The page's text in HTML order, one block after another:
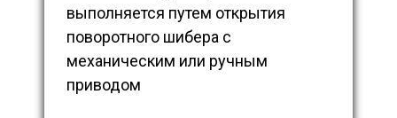
выполняется путем открытия
поворотного шибера с
механическим или ручным
приводом